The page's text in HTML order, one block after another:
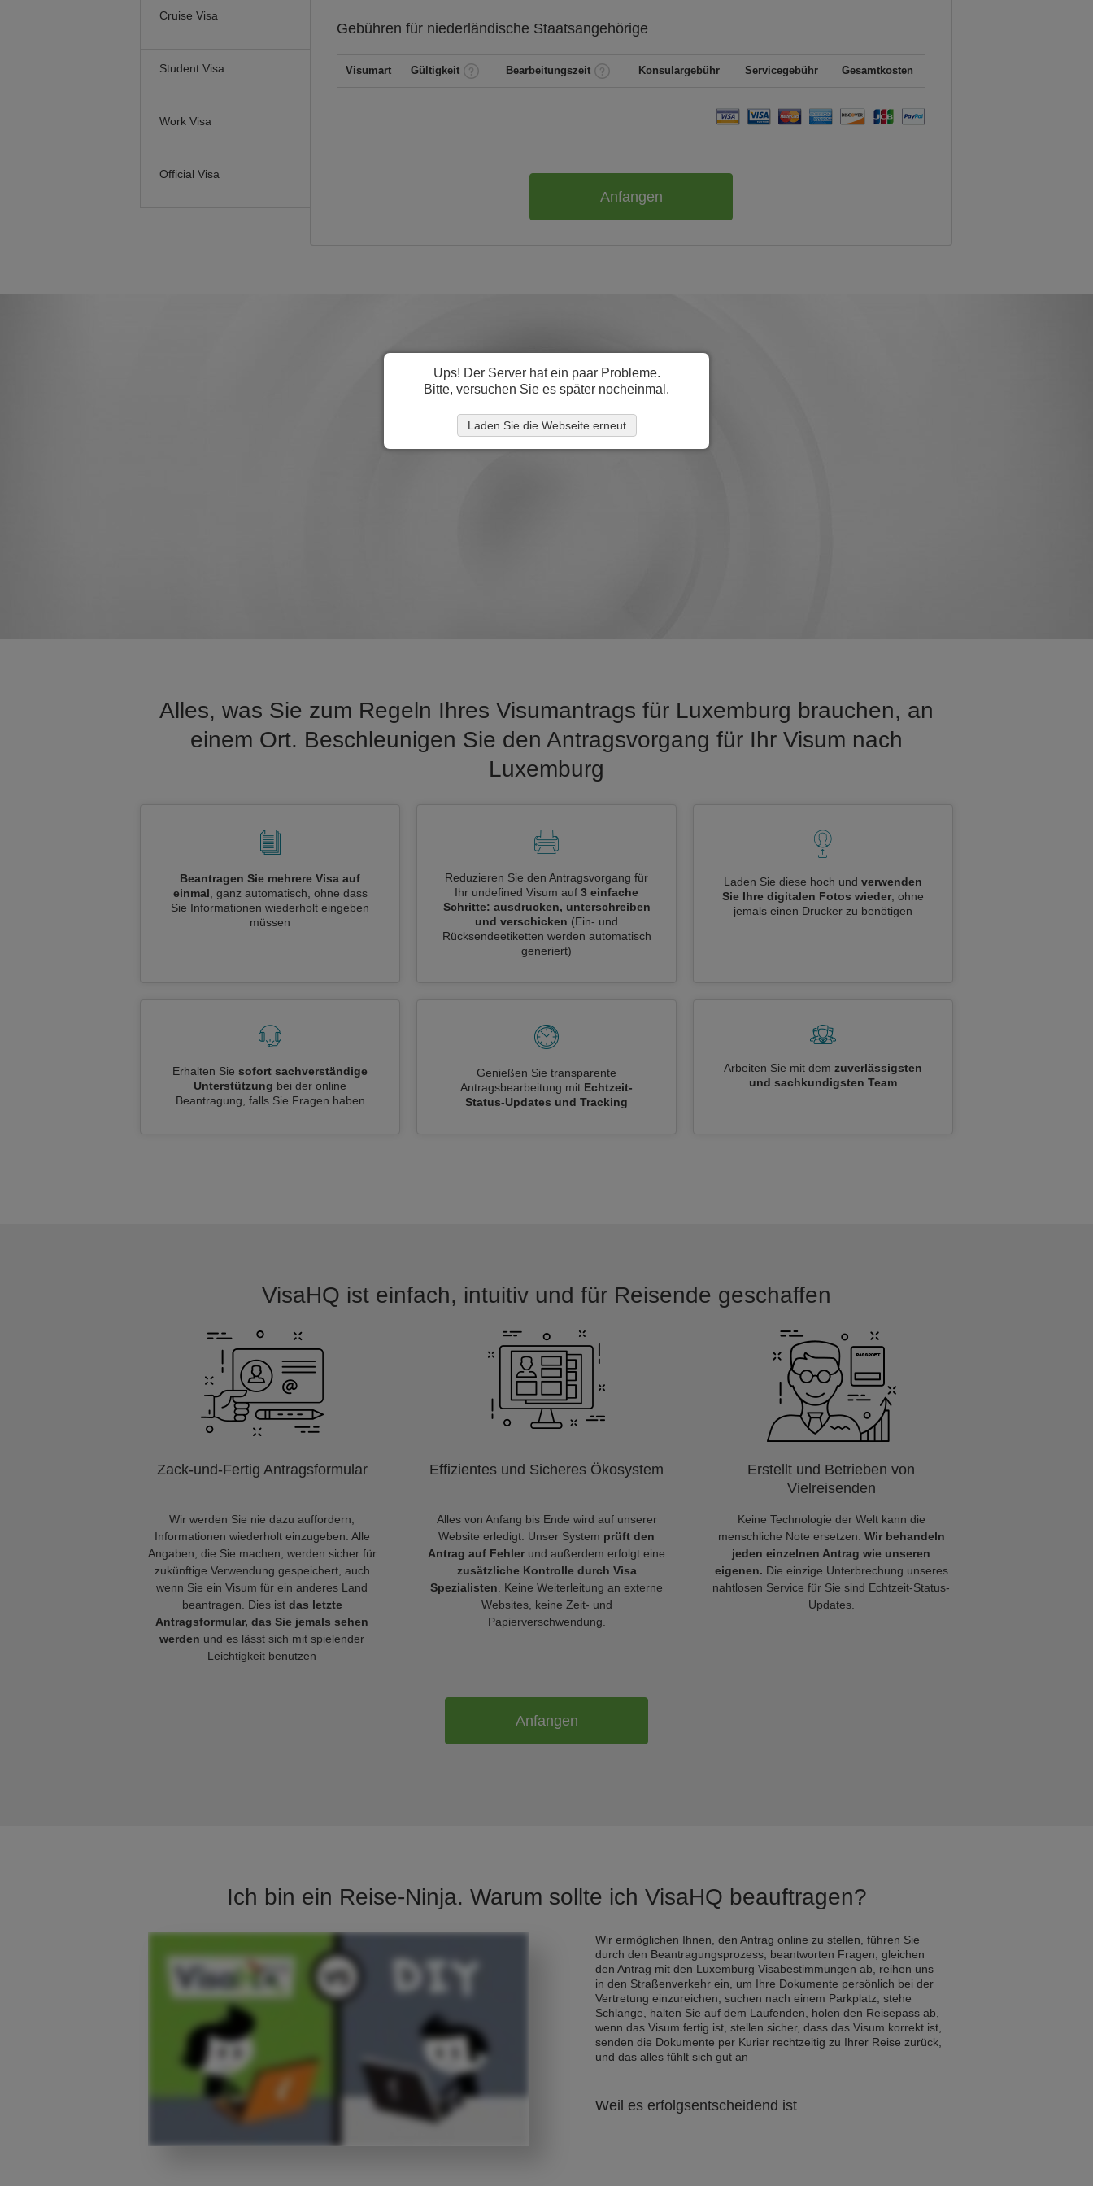
Cruise Visa
Student Visa
Work Visa
Official Visa
Gebühren für niederländische Staatsangehörige
Visumart Gültigkeit Bearbeitungszeit Konsulargebühr Servicegebühr Gesamtkosten
Anfangen
Alles, was Sie zum Regeln Ihres Visumantrags für Luxemburg brauchen, an
einem Ort. Beschleunigen Sie den Antragsvorgang für Ihr Visum nach
Luxemburg
Beantragen Sie mehrere Visa auf
einmal , ganz automatisch, ohne dass
Sie Informationen wiederholt eingeben
müssen
Reduzieren Sie den Antragsvorgang für
Ihr undefined Visum auf 3 einfache
Schritte: ausdrucken, unterschreiben
und verschicken (Ein- und
Rücksendeetiketten werden automatisch
generiert)
Laden Sie diese hoch und verwenden
Sie Ihre digitalen Fotos wieder , ohne
jemals einen Drucker zu benötigen
Erhalten Sie sofort sachverständige
Unterstützung bei der online
Beantragung, falls Sie Fragen haben
Genießen Sie transparente
Antragsbearbeitung mit Echtzeit-
Status-Updates und Tracking
Arbeiten Sie mit dem zuverlässigsten
und sachkundigsten Team
VisaHQ ist einfach, intuitiv und für Reisende geschaffen
Zack-und-Fertig Antragsformular
Wir werden Sie nie dazu auffordern,
Informationen wiederholt einzugeben. Alle
Angaben, die Sie machen, werden sicher für
zukünftige Verwendung gespeichert, auch
wenn Sie ein Visum für ein anderes Land
beantragen. Dies ist das letzte
Antragsformular, das Sie jemals sehen
werden und es lässt sich mit spielender
Leichtigkeit benutzen
Effizientes und Sicheres Ökosystem
Alles von Anfang bis Ende wird auf unserer
Website erledigt. Unser System prüft den
Antrag auf Fehler und außerdem erfolgt eine
zusätzliche Kontrolle durch Visa
Spezialisten . Keine Weiterleitung an externe
Websites, keine Zeit- und
Papierverschwendung.
Erstellt und Betrieben von
Vielreisenden
Keine Technologie der Welt kann die
menschliche Note ersetzen. Wir behandeln
jeden einzelnen Antrag wie unseren
eigenen. Die einzige Unterbrechung unseres
nahtlosen Service für Sie sind Echtzeit-Status-
Updates.
Anfangen
Ich bin ein Reise-Ninja. Warum sollte ich VisaHQ beauftragen?
Wir ermöglichen Ihnen, den Antrag online zu stellen, führen Sie
durch den Beantragungsprozess, beantworten Fragen, gleichen
den Antrag mit den Luxemburg Visabestimmungen ab, reihen uns
in den Straßenverkehr ein, um Ihre Dokumente persönlich bei der
Vertretung einzureichen, suchen nach einem Parkplatz, stehe
Schlange, halten Sie auf dem Laufenden, holen den Reisepass ab,
wenn das Visum fertig ist, stellen sicher, dass das Visum korrekt ist,
senden die Dokumente per Kurier rechtzeitig zu Ihrer Reise zurück,
und das alles fühlt sich gut an
Weil es erfolgsentscheidend ist
Ups! Der Server hat ein paar Probleme.
Bitte, versuchen Sie es später nocheinmal.
Laden Sie die Webseite erneut